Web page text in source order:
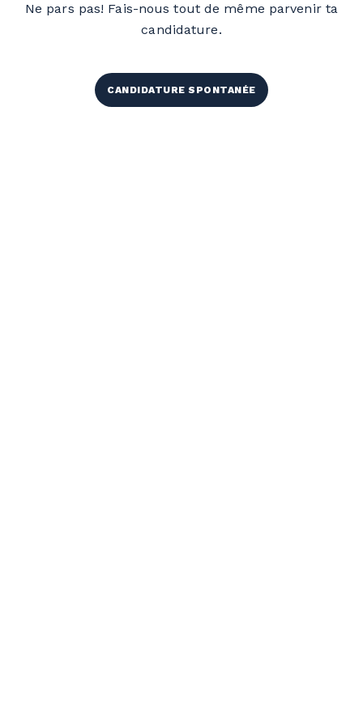
Ne pars pas! Fais-nous tout de même parvenir ta
candidature.
CANDIDATURE SPONTANÉE